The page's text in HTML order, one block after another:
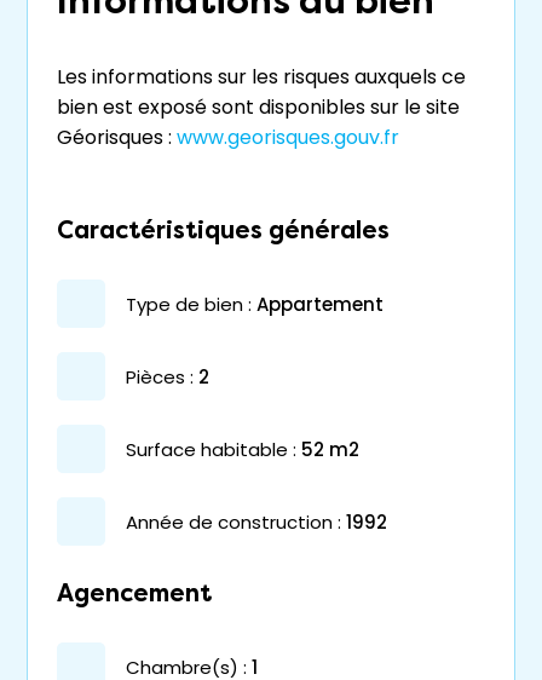
Les informations sur les risques auxquels ce
bien est exposé sont disponibles sur le site
Géorisques : www.georisques.gouv.fr
Caractéristiques générales
type de bien : appartement
pièces : 2
surface habitable : 52 m2
année de construction : 1992
Agencement
chambre(s) : 1